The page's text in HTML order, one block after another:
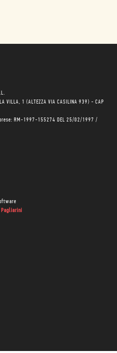
VILLA, 1 (ALTEZZA VIA CASILINA 939) - CAP
RM-1997-155274 DEL 25/02/1997 /
Pagliarini